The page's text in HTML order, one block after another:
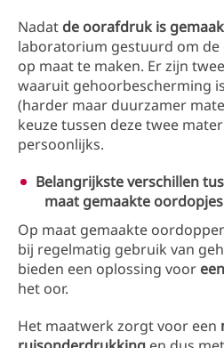
Nadat de oorafdruk is
laboratorium gestuurd om
op maat te maken. Er zijn
waaruit gehoorbescherming
(harder maar duurzamer
keuze tussen deze twee
persoonlijks.
Belangrijkste verschillen
maat gemaakte oordopjes
Op maat gemaakte
bij regelmatig gebruik van
bieden een oplossing voor
het oor.
Het maatwerk zorgt voor een